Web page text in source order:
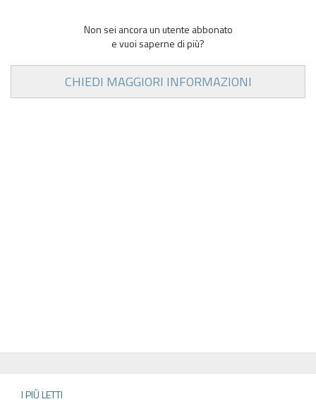
Non sei ancora un utente abbonato
e vuoi saperne di più?
CHIEDI MAGGIORI INFORMAZIONI
I PIÙ LETTI